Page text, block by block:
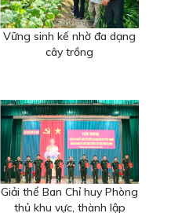
Vững sinh kế nhờ đa dạng
cây trồng
Giải thể Ban Chỉ huy Phòng
thủ khu vực, thành lập